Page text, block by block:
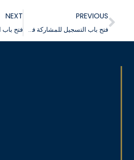
PREVIOUS
فتح باب التسجيل للمشاركة في النسخة الثانية من مسابقة بداية حلم
NEXT